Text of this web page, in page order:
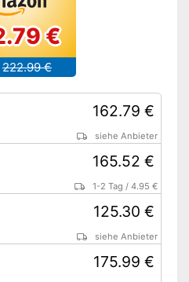
€
222.99 €
162.79 €
siehe Anbieter
165.52 €
1-2 Tag /4.95 €
125.30 €
siehe Anbieter
175.99 €